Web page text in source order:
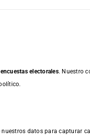
encuestas electorales. Nuestro
datos para capturar